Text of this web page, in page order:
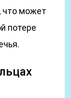
что может
потере